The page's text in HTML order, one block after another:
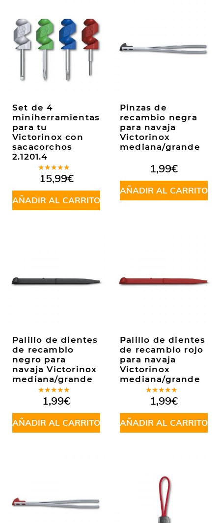
Set de 4
miniherramientas
para tu
Victorinox con
sacacorchos
2.1201.4
Valorado
en5.00de
5
15,99€
AÑADIR AL CARRITO
Pinzas de
recambio negra
para navaja
Victorinox
mediana/grande
1,99€
AÑADIR AL CARRITO
Palillo de dientes
de recambio
negro para
navaja Victorinox
mediana/grande
Valorado
en5.00de
5
1,99€
AÑADIR AL CARRITO
Palillo de dientes
de recambio rojo
para navaja
Victorinox
mediana/grande
Valorado
en5.00de
5
1,99€
AÑADIR AL CARRITO